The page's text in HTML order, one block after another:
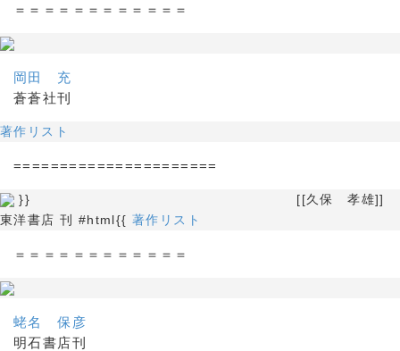
＝＝＝＝＝＝＝＝＝＝＝＝
岡田 充
蒼蒼社刊
著作リスト
======================
}} [[久保 孝雄]]
東洋書店 刊 #html{{ 著作リスト
＝＝＝＝＝＝＝＝＝＝＝＝
蛯名 保彦
明石書店刊